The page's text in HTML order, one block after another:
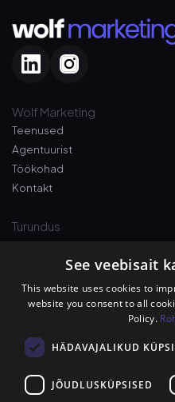
Wolf Marketing
Teenused
Agentuurist
Töökohad
Kontakt
Turundus
Pshh! Väärt vihjed äri
e-posti. Liitu uudiskirjaga
Luban hundi nimel, et spämmi
See veebisait
This website uses cookies to
website you consent to all
Policy.
HÄDAVAJALIKUD
JÕUDLUSKÜPSISED